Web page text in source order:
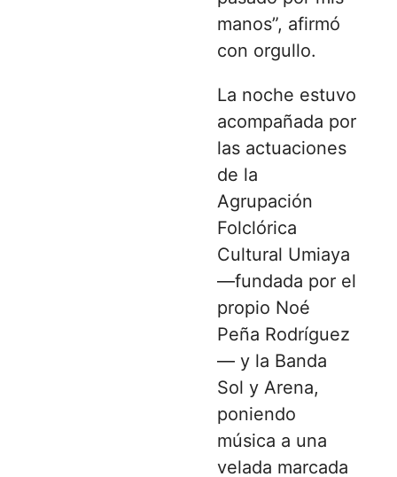
manos”, afirmó
con orgullo.
La noche estuvo
acompañada por
las actuaciones
de la
Agrupación
Folclórica
Cultural Umiaya
—fundada por el
propio Noé
Peña Rodríguez
— y la Banda
Sol y Arena,
poniendo
música a una
velada marcada